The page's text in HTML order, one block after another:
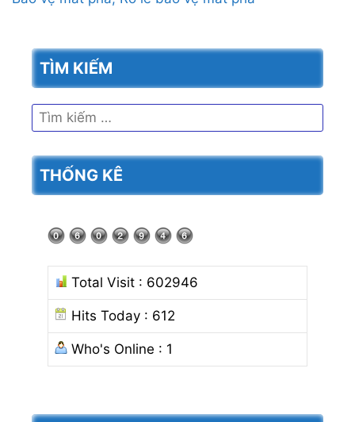
TÌM KIẾM
Tìm
kiếm
cho:
THỐNG KÊ
Total Visit : 602946
Hits Today : 612
Who's Online : 1